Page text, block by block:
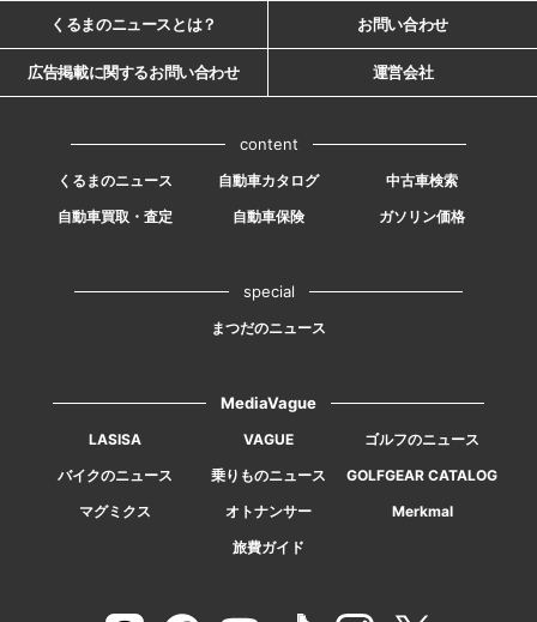
くるまのニュースとは？ お問い合わせ
広告掲載に関するお問い合わせ 運営会社
content
くるまのニュース 自動車カタログ
中古車検索
自動車買取・査定
自動車保険 ガソリン価格
special
まつだのニュース
MediaVague
LASISA VAGUE
ゴルフのニュース
バイクのニュース
乗りものニュース
GOLFGEAR CATALOG
マグミクス
オトナンサー
Merkmal
旅費ガイド